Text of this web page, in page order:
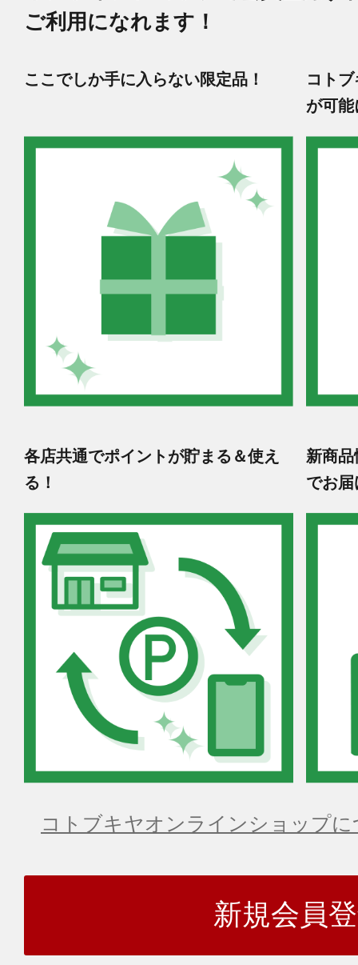
ご利用になれます！
ここでしか手に入らない限定品！
コト
が可能
各店共通でポイントが貯まる＆使え
る！
新商
でお届
コトブキヤオンラインショップ